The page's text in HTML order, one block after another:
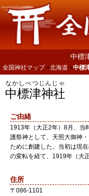
中標
全国神社マップ 北海道 中標
中標津神社
なかしべつじんじゃ
ご由緒
1913年（大正2年）8月、当
護祭神として、天照大御神
ために創建した。当初は現
の変転を経て、1919年（大
住所
〒 086-1101